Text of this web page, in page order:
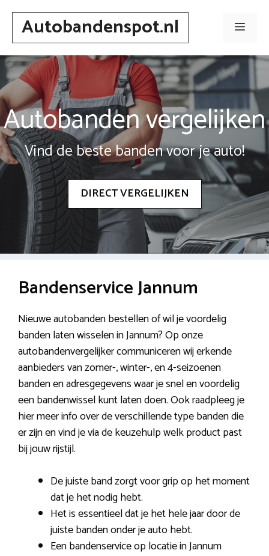
Spring
inhoudAutobandenspot.nl Menu
Autobanden vergelijken
Vind de beste banden voor je auto!
DIRECT VERGELIJKEN
Bandenservice Jannum
Nieuwe autobanden bestellen of wil je voordelig
banden laten wisselen in Jannum? Op onze
autobandenvergelijker communiceren wij erkende
aanbieders van zomer-, winter-, en 4-seizoenen
banden en adresgegevens waar je snel en voordelig
een bandenwissel kunt laten doen. Ook raadpleeg je
hier meer info over de verschillende type banden die
er zijn en vind je via de keuzehulp welk product past
bij jouw rijstijl.
De juiste band zorgt voor grip op het moment
dat je het nodig hebt.
Het is essentieel dat je het hele jaar door de
juiste banden onder je auto hebt.
Een bandenservice op locatie in Jannum